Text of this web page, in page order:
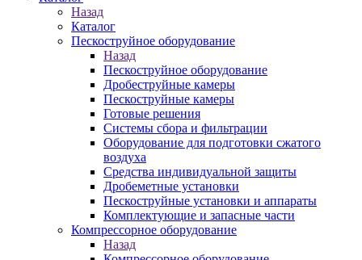
Назад
Каталог
Пескоструйное оборудование
Назад
Пескоструйное оборудование
Дробеструйные камеры
Пескоструйные камеры
Готовые решения
Системы сбора и фильтрации
Оборудование для подготовки сжатого
воздуха
Средства индивидуальной защиты
Дробеметные установки
Пескоструйные установки и аппараты
Комплектующие и запасные части
Компрессорное оборудование
Назад